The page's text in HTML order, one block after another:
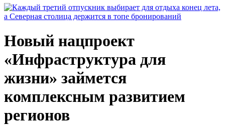
Новый нацпроект
«Инфраструктура для
жизни» займется
комплексным развитием
регионов